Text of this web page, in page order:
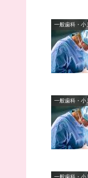
一般歯科・小
一般歯科・小